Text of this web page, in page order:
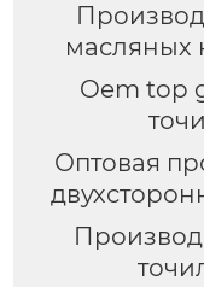
масляных
Oem top
Оптовая